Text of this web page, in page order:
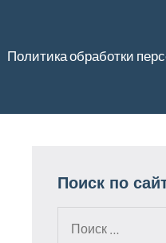
Политика обработки
Поиск по